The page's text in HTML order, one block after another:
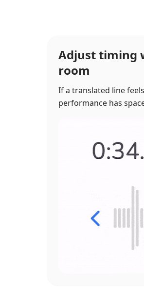
Adjust timing
room
If a translated line
performance has